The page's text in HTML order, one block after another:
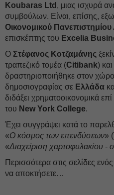
Koubaras Ltd , μιας ισχυρά
συμβούλων. Είναι, επίσης,
Οικονομικού
επισκέπτης του Excelia
Ο Στέφανος Κοτζαμάνης
τραπεζικό τομέα (Citibank)
δραστηριοποιήθηκε στον χώρο
δημοσιογραφίας σε Ελλάδα
διδάξει χρηματοοικονομικά
του New York College.
Έχει συγγράψει κατά το
«Ο κόσμος των επενδύσεων»
«Διαχείριση χαρτοφυλακίου -
Περισσότερα στις σελίδες
να αποκτήσετε…